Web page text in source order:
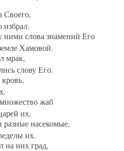
Своего,
избрал.
слова знамений Его
Хамовой.
мрак,
слову Его.
жаб
их.
насекомые,
их.
на них град,